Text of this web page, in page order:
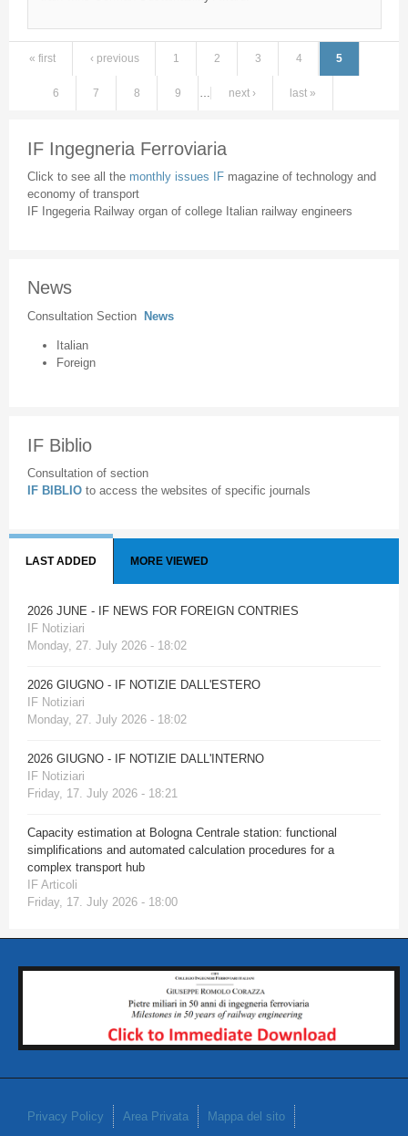
Pages
« first ‹ previous 1 2 3 4 5
6 7 8 9 … next › last »
IF Ingegneria Ferroviaria
Click to see all the monthly issues IF magazine of technology and
economy of transport
IF Ingegeria Railway organ of college Italian railway engineers
News
Consultation Section News
Italian
Foreign
IF Biblio
Consultation of section
IF BIBLIO to access the websites of specific journals
LAST ADDED MORE VIEWED
2026 JUNE - IF NEWS FOR FOREIGN CONTRIES
IF Notiziari
Monday, 27. July 2026 - 18:02
2026 GIUGNO - IF NOTIZIE DALL'ESTERO
IF Notiziari
Monday, 27. July 2026 - 18:02
2026 GIUGNO - IF NOTIZIE DALL'INTERNO
IF Notiziari
Friday, 17. July 2026 - 18:21
Capacity estimation at Bologna Centrale station: functional
simplifications and automated calculation procedures for a
complex transport hub
IF Articoli
Friday, 17. July 2026 - 18:00
Privacy Policy Area Privata Mappa del sito